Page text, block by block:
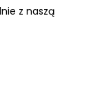
z naszą